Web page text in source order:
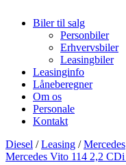
Biler til salg
Personbiler
Erhvervsbiler
Leasingbiler
Leasinginfo
Låneberegner
Om os
Personale
Kontakt
Diesel / Leasing / Mercedes
Mercedes Vito 114 2,2